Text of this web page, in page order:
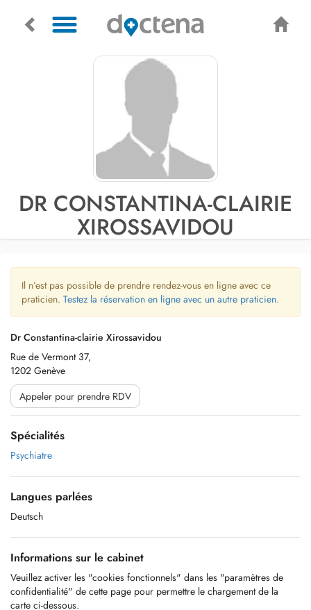
DR CONSTANTINA-CLAIRIE
XIROSSAVIDOU
Il n’est pas possible de prendre rendez-vous en ligne avec ce
praticien. Testez la réservation en ligne avec un autre praticien.
Dr Constantina-clairie Xirossavidou
Rue de Vermont 37,
1202 Genève
Appeler pour prendre RDV
Spécialités
Psychiatre
Langues parlées
Deutsch
Informations sur le cabinet
Veuillez activer les "cookies fonctionnels" dans les "paramètres de
confidentialité" de cette page pour permettre le chargement de la
carte ci-dessous.